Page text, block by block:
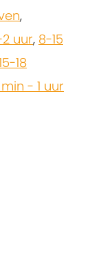
,
2 uur, 8-15
18
- 1 uur